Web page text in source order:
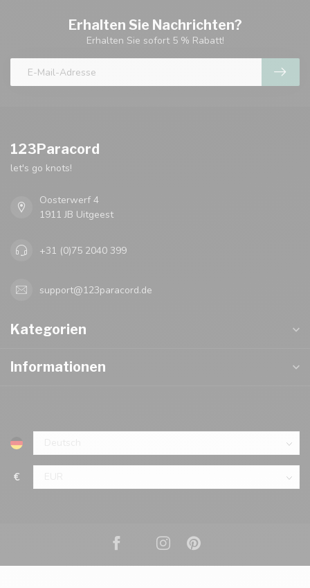
Erhalten Sie Nachrichten?
Erhalten Sie sofort 5 % Rabatt!
123Paracord
let's go knots!
Oosterwerf 4
1911 JB Uitgeest
+31 (0)75 2040 399
support@123paracord.de
Kategorien
Informationen
€